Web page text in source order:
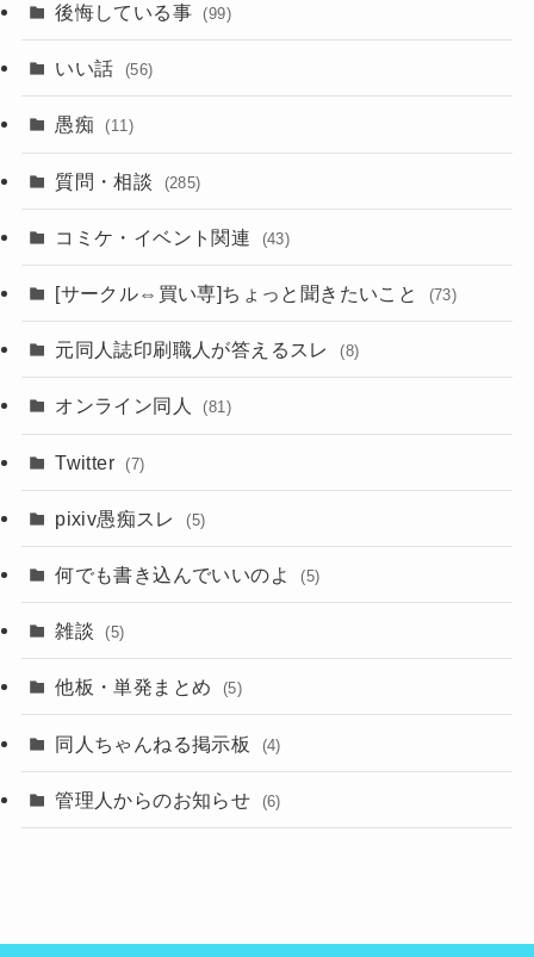
後悔している事 (99)
いい話 (56)
愚痴 (11)
質問・相談 (285)
コミケ・イベント関連 (43)
[サークル⇔買い専]ちょっと聞きたいこと (73)
元同人誌印刷職人が答えるスレ (8)
オンライン同人 (81)
Twitter (7)
pixiv愚痴スレ (5)
何でも書き込んでいいのよ (5)
雑談 (5)
他板・単発まとめ (5)
同人ちゃんねる掲示板 (4)
管理人からのお知らせ (6)